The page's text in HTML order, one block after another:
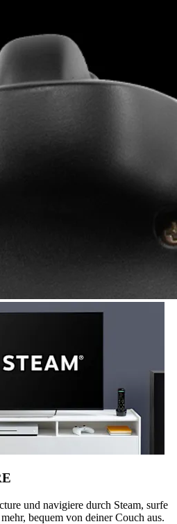
und navigiere durch Steam, surfe
bequem von deiner Couch aus.